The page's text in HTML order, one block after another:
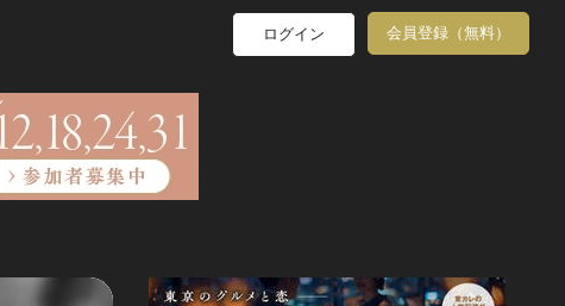
ログイン 会員登録（無料）